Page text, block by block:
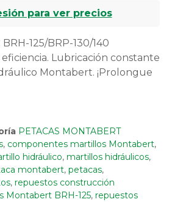
para ver precios
125/BRP-130/140
Lubricación constante
Montabert. ¡Prolongue
PETACAS MONTABERT
, componentes martillos Montabert,
hidráulico, martillos hidráulicos,
montabert, petacas,
, repuestos construcción
Montabert BRH-125, repuestos